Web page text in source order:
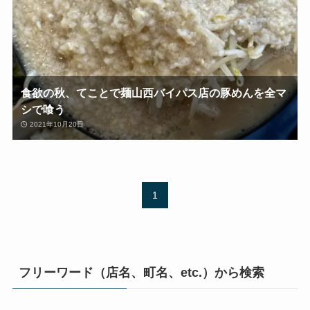
食欲の秋、てことで麺山西バイパス店の豚めんを全マ
シで喰う
2021年10月20日
1
フリーワード（店名、町名、etc.）から検索